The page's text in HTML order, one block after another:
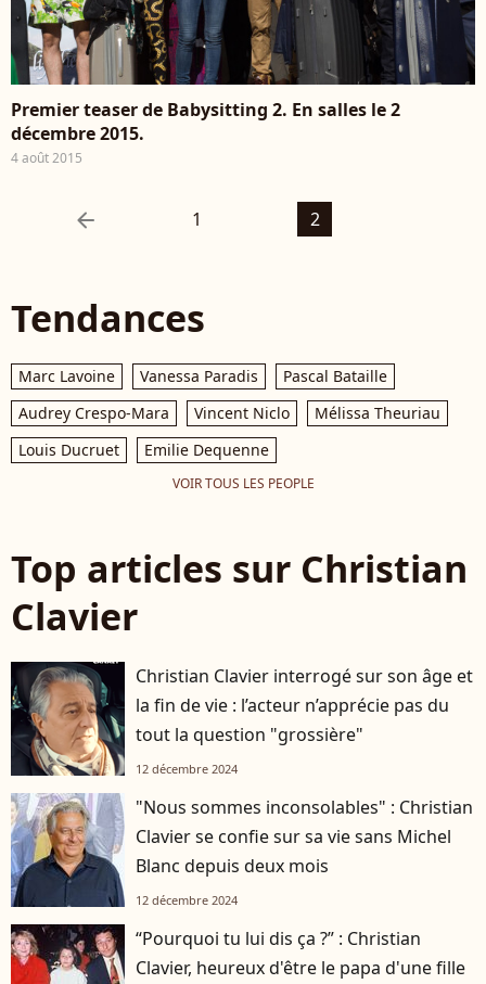
Premier teaser de Babysitting 2. En salles le 2
décembre 2015.
4 août 2015
arrow_left 1 2
Tendances
Marc Lavoine Vanessa Paradis
Pascal Bataille
Audrey Crespo-Mara
Vincent Niclo
Mélissa Theuriau
Louis Ducruet
Emilie Dequenne
VOIR TOUS LES PEOPLE
Top articles sur Christian
Clavier
Christian Clavier interrogé sur son âge et
la fin de vie : l’acteur n’apprécie pas du
tout la question "grossière"
12 décembre 2024
"Nous sommes inconsolables" : Christian
Clavier se confie sur sa vie sans Michel
Blanc depuis deux mois
12 décembre 2024
“Pourquoi tu lui dis ça ?” : Christian
Clavier, heureux d'être le papa d'une fille